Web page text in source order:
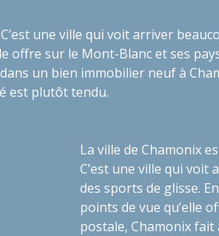
une ville qui voit arriver
offre sur le Mont-Blanc et ses
un bien immobilier neuf à
est plutôt tendu.
La ville de Chamonix
C’est une ville qui
des sports de glisse.
points de vue qu’elle
postale, Chamonix